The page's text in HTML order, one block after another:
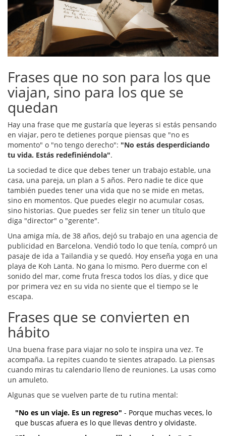
Frases que no son para los que
viajan, sino para los que se
quedan
Hay una frase que me gustaría que leyeras si estás pensando
en viajar, pero te detienes porque piensas que "no es
momento" o "no tengo derecho": "No estás desperdiciando
tu vida. Estás redefiniéndola".
La sociedad te dice que debes tener un trabajo estable, una
casa, una pareja, un plan a 5 años. Pero nadie te dice que
también puedes tener una vida que no se mide en metas,
sino en momentos. Que puedes elegir no acumular cosas,
sino historias. Que puedes ser feliz sin tener un título que
diga "director" o "gerente".
Una amiga mía, de 38 años, dejó su trabajo en una agencia de
publicidad en Barcelona. Vendió todo lo que tenía, compró un
pasaje de ida a Tailandia y se quedó. Hoy enseña yoga en una
playa de Koh Lanta. No gana lo mismo. Pero duerme con el
sonido del mar, come fruta fresca todos los días, y dice que
por primera vez en su vida no siente que el tiempo se le
escapa.
Frases que se convierten en
hábito
Una buena frase para viajar no solo te inspira una vez. Te
acompaña. La repites cuando te sientes atrapado. La piensas
cuando miras tu calendario lleno de reuniones. La usas como
un amuleto.
Algunas que se vuelven parte de tu rutina mental:
"No es un viaje. Es un regreso" - Porque muchas veces, lo
que buscas afuera es lo que llevas dentro y olvidaste.